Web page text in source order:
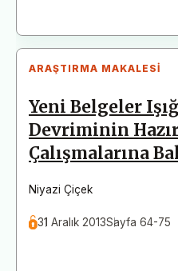
ARAŞTIRMA MAKALESI
Yeni Belgeler
Devriminin
Çalışmalarına
Niyazi Çiçek
31 Aralık 2013Sayfa 64-75